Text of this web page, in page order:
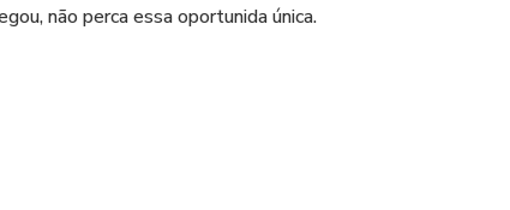
não perca essa oportunida única.